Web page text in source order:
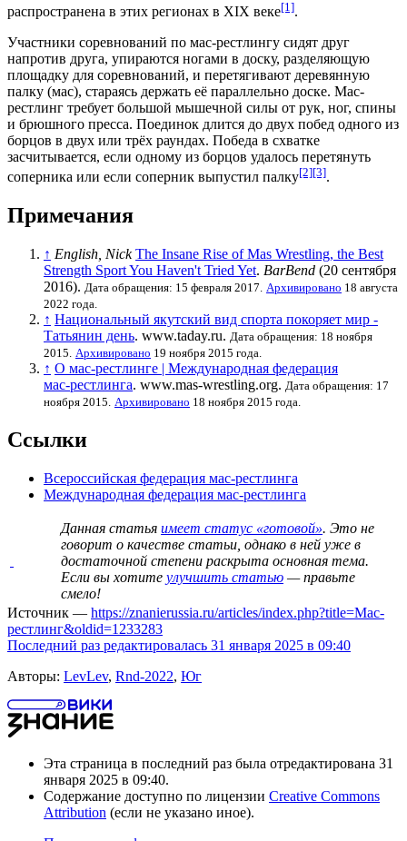
распространена в этих регионах в XIX веке[1].
Участники соревнований по мас-рестлингу сидят друг
напротив друга, упираются ногами в доску, разделяющую
площадку для соревнований, и перетягивают деревянную
палку (мас), стараясь держать её параллельно доске. Мас-
рестлинг требует большой мышечной силы от рук, ног, спины
и брюшного пресса. Поединок длится до двух побед одного из
борцов в двух или трёх раундах. Победа в схватке
засчитывается, если одному из борцов удалось перетянуть
соперника или если соперник выпустил палку[2][3].
Примечания
↑ English, Nick The Insane Rise of Mas Wrestling, the Best
Strength Sport You Haven't Tried Yet. BarBend (20 сентября
2016). Дата обращения: 15 февраля 2017. Архивировано 18 августа
2022 года.
↑ Национальный якутский вид спорта покоряет мир -
Татьянин день. www.taday.ru. Дата обращения: 18 ноября
2015. Архивировано 19 ноября 2015 года.
↑ О мас-рестлинге | Международная федерация
мас‑рестлинга. www.mas-wrestling.org. Дата обращения: 17
ноября 2015. Архивировано 18 ноября 2015 года.
Ссылки
Всероссийская федерация мас-рестлинга
Международная федерация мас-рестлинга
Данная статья имеет статус «готовой». Это не
говорит о качестве статьи , однако в ней уже в
достаточной степени раскрыта основная тема.
Если вы хотите улучшить статью — правьте
смело!
Источник — https://znanierussia.ru/articles/index.php?title=Мас-
рестлинг&oldid=1233283
Последний раз редактировалась 31 января 2025 в 09:40
Авторы: LevLev, Rnd-2022, Юг
Эта страница в последний раз была отредактирована 31
января 2025 в 09:40.
Содержание доступно по лицензии Creative Commons
Attribution (если не указано иное).